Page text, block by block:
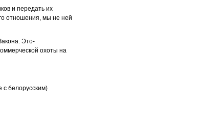
и передать их
отношения, мы не ней
Это-
охоты на
с белорусским)